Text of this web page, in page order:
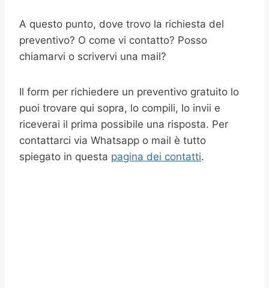
A questo punto, dove trovo la richiesta del
preventivo? O come vi contatto? Posso
chiamarvi o scrivervi una mail?
Il form per richiedere un preventivo gratuito lo
puoi trovare qui sopra, lo compili, lo invii e
riceverai il prima possibile una risposta. Per
contattarci via Whatsapp o mail è tutto
spiegato in questa pagina dei contatti.